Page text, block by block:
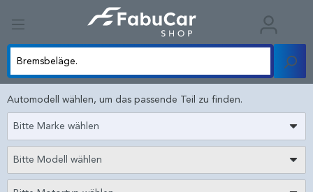
Automodell wählen, um das passende Teil zu finden.
Bitte Marke wählen
Bitte Modell wählen